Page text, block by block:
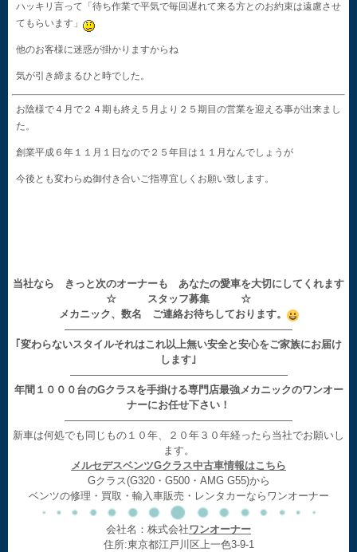
ハッキリ言って「待ち作業で平気で毎回遅れて来る方とのお約束は遠慮させ
てもらいます」
他のお客様に迷惑が掛かりますからね
気が引き締まるひと時でした。
お陰様で４月で２４期も終え５月より２５期目の営業を迎える事が出来まし
た。
創業平成６年１１月１日なので２５年目は１１月なんでしょうが
今後とも変わらぬ御付き合いご指導宜しくお願い致します。
当社なら きっと次のオーナーも あなたの愛車を大切にしてくれます
☆ スタッフ募集 ☆
メカニック、数名 ご連絡お待ちしております。
——————————————————————
｢変わらないスタイルそれはこれ以上無い安全と安心をご家族にお届け
します｣
—————————————————————
年間１０００台のGクラスを手掛ける専門店最強メカニックのワンオー
ナーにお任せ下さい！
——————————————————————
新車は何処でも同じもの１０年、２０年３０年経ったら当社でお願いし
ます。
メルセデスベンツGクラス中古車情報はこちら
Gクラス(G320・G500・AMG G55)から
ベンツの修理・買取・輸入車販売・レンタカーならワンオーナー
会社名：株式会社ワンオーナー
住所:東京都江戸川区上一色3-9-1